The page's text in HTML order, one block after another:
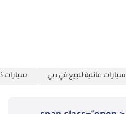
سيارات عائلية للبيع في دبي سيارات